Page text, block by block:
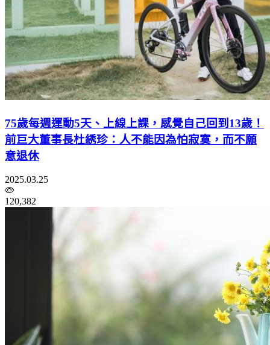
75歲每週運動5天、上線上課，感覺自己回到13歲！
前巨大董事長杜綉珍：人不能因為怕寂寞，而不願
意退休
2025.03.25
120,382